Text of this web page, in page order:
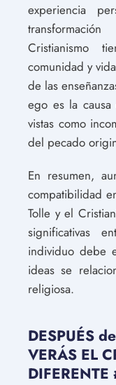
experiencia
Cristianismo
comunidad y
de las
ego es la
vistas como
del pecado
En resumen,
compatibilidad
Tolle y el
significativas
individuo debe
ideas se
religiosa.
DESPUÉS
VERÁS EL
DIFERENTE